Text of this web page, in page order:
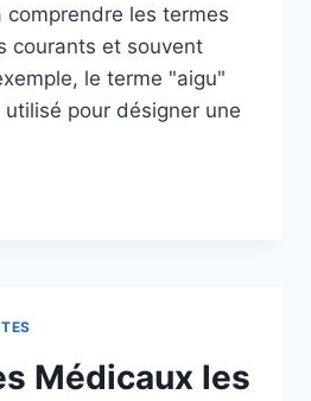
comprendre les termes
courants et souvent
le terme "aigu"
pour désigner une
Médicaux les